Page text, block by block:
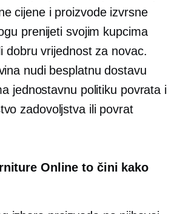
cijene i proizvode izvrsne
prenijeti svojim kupcima
dobru vrijednost za novac.
nudi besplatnu dostavu
jednostavnu politiku povrata i
zadovoljstva ili povrat
Online to čini kako